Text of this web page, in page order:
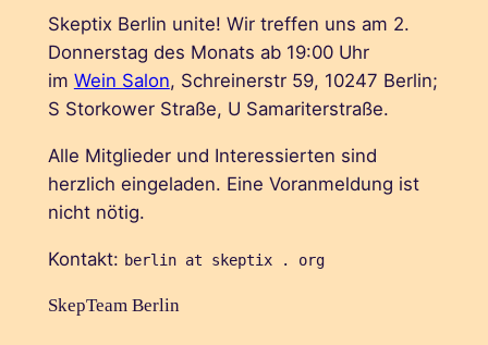
Skeptix Berlin unite! Wir treffen uns am 2.
Donnerstag des Monats ab 19:00 Uhr
im Wein Salon, Schreinerstr 59, 10247 Berlin;
S Storkower Straße, U Samariterstraße.
Alle Mitglieder und Interessierten sind
herzlich eingeladen. Eine Voranmeldung ist
nicht nötig.
Kontakt: berlin at skeptix . org
SkepTeam Berlin